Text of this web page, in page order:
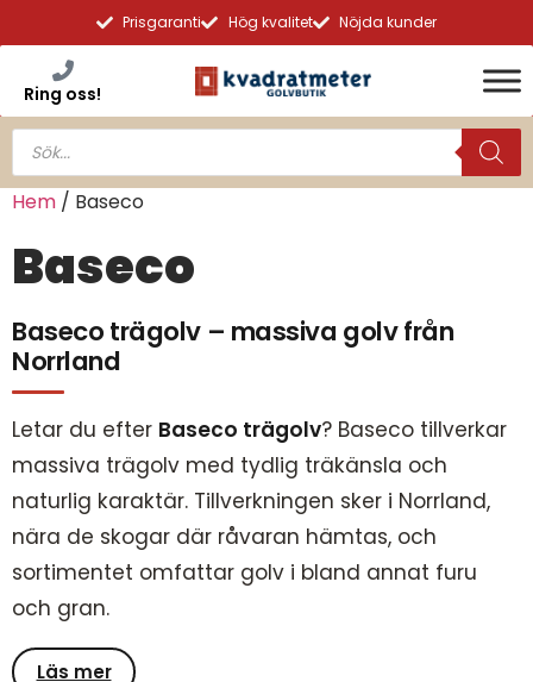
Prisgaranti Hög kvalitet Nöjda kunder
Ring oss!
Hem / Baseco
Baseco
Baseco trägolv – massiva golv från
Norrland
Letar du efter Baseco trägolv? Baseco tillverkar
massiva trägolv med tydlig träkänsla och
naturlig karaktär. Tillverkningen sker i Norrland,
nära de skogar där råvaran hämtas, och
sortimentet omfattar golv i bland annat furu
och gran.
Läs mer